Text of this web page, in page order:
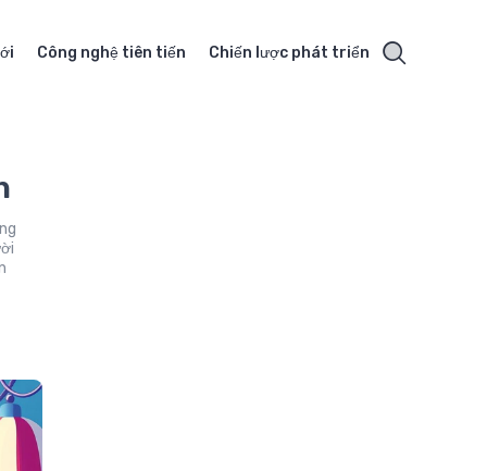
Công nghệ tiên tiến Chiến lược phát triển